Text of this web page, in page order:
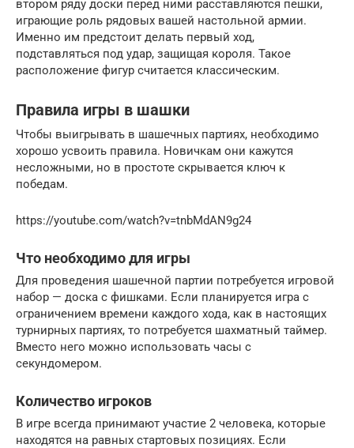
втором ряду доски перед ними расставляются пешки,
играющие роль рядовых вашей настольной армии.
Именно им предстоит делать первый ход,
подставляться под удар, защищая короля. Такое
расположение фигур считается классическим.
Правила игры в шашки
Чтобы выигрывать в шашечных партиях, необходимо
хорошо усвоить правила. Новичкам они кажутся
несложными, но в простоте скрывается ключ к
победам.
https://youtube.com/watch?v=tnbMdAN9g24
Что необходимо для игры
Для проведения шашечной партии потребуется игровой
набор — доска с фишками. Если планируется игра с
ограничением времени каждого хода, как в настоящих
турнирных партиях, то потребуется шахматный таймер.
Вместо него можно использовать часы с
секундомером.
Количество игроков
В игре всегда принимают участие 2 человека, которые
находятся на равных стартовых позициях. Если